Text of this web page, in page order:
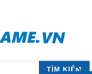
TÌM KIẾM